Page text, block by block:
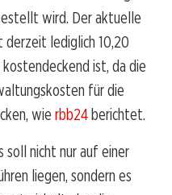
wird. Der aktuelle
lediglich 10,20
ist, da die
für die
wie rbb24berichtet.
soll nicht nur auf einer
liegen, sondern es